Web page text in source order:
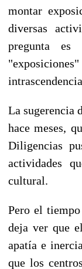
montar
diversas
pregunta es
La sugerencia
hace meses,
Diligencias
actividades
cultural.
Pero el
deja ver que
apatía e
que los